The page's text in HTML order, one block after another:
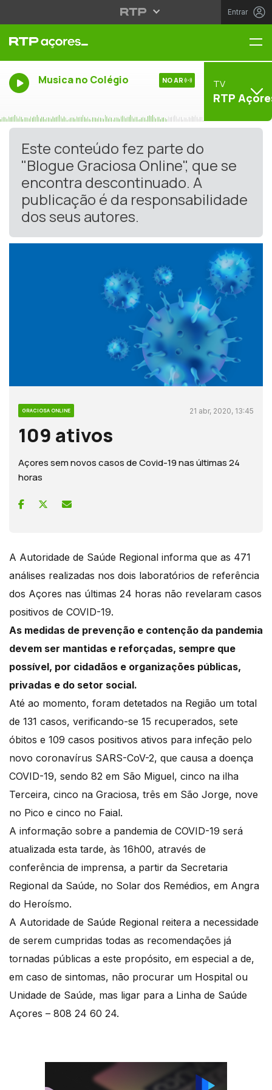
Entrar
Musica no Colégio NO AR TV
RTP
Este conteúdo fez parte do
"Blogue Graciosa Online", que se
encontra descontinuado. A
publicação é da responsabilidade
dos seus autores.
GRACIOSA ONLINE 21 abr, 2020, 13:45
109 ativos
Açores sem novos casos de Covid-19 nas últimas 24
horas
A Autoridade de Saúde Regional informa que as 471
análises realizadas nos dois laboratórios de referência
dos Açores nas últimas 24 horas não revelaram casos
positivos de COVID-19.
As medidas de prevenção e contenção da pandemia
devem ser mantidas e reforçadas, sempre que
possível, por cidadãos e organizações públicas,
privadas e do setor social.
Até ao momento, foram detetados na Região um total
de 131 casos, verificando-se 15 recuperados, sete
óbitos e 109 casos positivos ativos para infeção pelo
novo coronavírus SARS-CoV-2, que causa a doença
COVID-19, sendo 82 em São Miguel, cinco na ilha
Terceira, cinco na Graciosa, três em São Jorge, nove
no Pico e cinco no Faial.
A informação sobre a pandemia de COVID-19 será
atualizada esta tarde, às 16h00, através de
conferência de imprensa, a partir da Secretaria
Regional da Saúde, no Solar dos Remédios, em Angra
do Heroísmo.
A Autoridade de Saúde Regional reitera a necessidade
de serem cumpridas todas as recomendações já
tornadas públicas a este propósito, em especial a de,
em caso de sintomas, não procurar um Hospital ou
Unidade de Saúde, mas ligar para a Linha de Saúde
Açores – 808 24 60 24.